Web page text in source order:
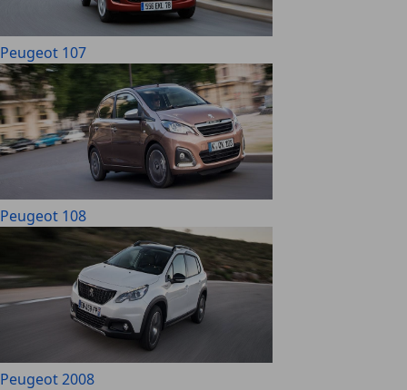
Peugeot 107
Peugeot 108
Peugeot 2008